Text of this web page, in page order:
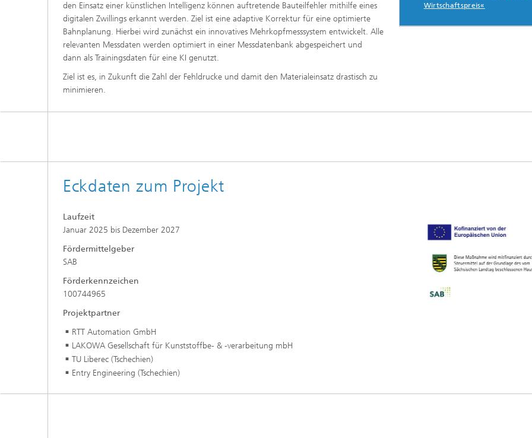
den Einsatz einer künstlichen Intelligenz können auftretende Bauteilfehler mithilfe eines
digitalen Zwillings erkannt werden. Ziel ist eine adaptive Korrektur für eine optimierte
Bahnplanung. Hierbei wird zunächst ein innovatives Mehrkopfmesssystem entwickelt. Alle
relevanten Messdaten werden optimiert in einer Messdatenbank abgespeichert und
dann als Trainingsdaten für eine KI genutzt.
Ziel ist es, in Zukunft die Zahl der Fehldrucke und damit den Materialeinsatz drastisch zu
minimieren.
Wirtschaftspreis«
Eckdaten zum Projekt
Laufzeit
Januar 2025 bis Dezember 2027
Fördermittelgeber
SAB
Förderkennzeichen
100744965
Projektpartner
RTT Automation GmbH
LAKOWA Gesellschaft für Kunststoffbe- & -verarbeitung mbH
TU Liberec (Tschechien)
Entry Engineering (Tschechien)